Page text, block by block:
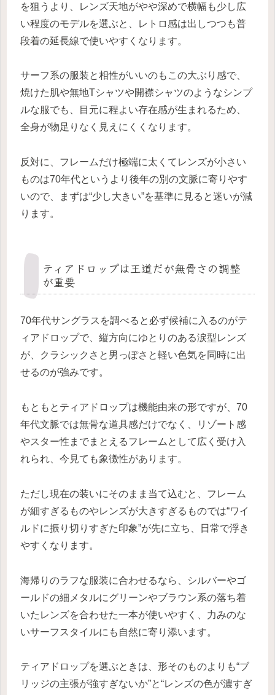
を狙うより、レンズ天地がやや深めで横幅も少し広
い程度のモデルを選ぶと、レトロ感は出しつつも普
段着の延長線で使いやすくなります。
サーフ系の服装と相性がいいのもこの大ぶり感で、
焼けた肌や無地Tシャツや開襟シャツのようなシンプ
ルな服でも、目元に程よい存在感が生まれるため、
全身が物足りなく見えにくくなります。
反対に、フレームだけ極端に太くてレンズが小さい
ものは70年代というより後年の別の文脈に寄りやす
いので、まずは“少し大きい”を基準に見ると迷いが減
ります。
ティアドロップは王道だが無骨さの調整
が重要
70年代サングラスを調べると必ず候補に入るのがテ
ィアドロップで、縦方向にゆとりのある涙型レンズ
が、クラシックさと男っぽさと軽い色気を同時に出
せるのが強みです。
もともとティアドロップは機能由来の形ですが、70
年代文脈では無骨な道具感だけでなく、リゾート感
やスター性までまとえるフレームとして広く受け入
れられ、今見ても象徴性があります。
ただし現在の装いにそのまま当て込むと、フレーム
が細すぎるものやレンズが大きすぎるものでは“ワイ
ルドに振り切りすぎた印象”が先に立ち、日常で浮き
やすくなります。
海帰りのラフな服装に合わせるなら、シルバーやゴ
ールドの細メタルにグリーンやブラウン系の落ち着
いたレンズを合わせた一本が使いやすく、力みのな
いサーフスタイルにも自然に寄り添います。
ティアドロップを選ぶときは、形そのものよりも“ブ
リッジの主張が強すぎないか”と“レンズの色が濃すぎ